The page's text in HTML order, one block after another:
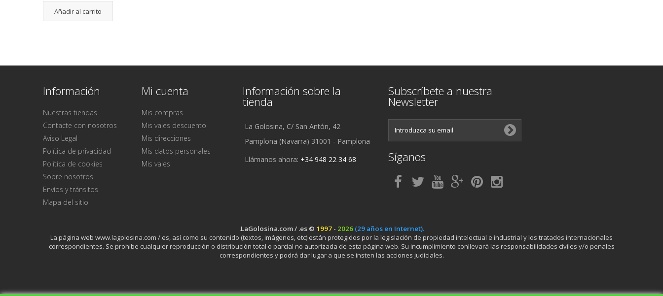
Añadir al carrito
Información
Nuestras tiendas
Contacte con nosotros
Aviso Legal
Política de privacidad
Política de cookies
Sobre nosotros
Envíos y tránsitos
Mapa del sitio
Mi cuenta
Mis compras
Mis vales descuento
Mis direcciones
Mis datos personales
Mis vales
Información sobre la
tienda
La Golosina, C/ San Antón, 42
Pamplona (Navarra) 31001 - Pamplona
Llámanos ahora: +34 948 22 34 68
Subscríbete a nuestra
Newsletter
Síganos
.LaGolosina.com / .es © 1997- 2026 (29 años en Internet).
La página web www.lagolosina.com /.es, así como su contenido (textos, imágenes, etc) están protegidos por la legislación de propiedad intelectual e industrial y los tratados internacionales
correspondientes. Se prohibe cualquier reproducción o distribución total o parcial no autorizada de esta página web. Su incumplimiento conllevará las responsabilidades civiles y/o penales
correspondientes y podrá dar lugar a que se insten las acciones judiciales.